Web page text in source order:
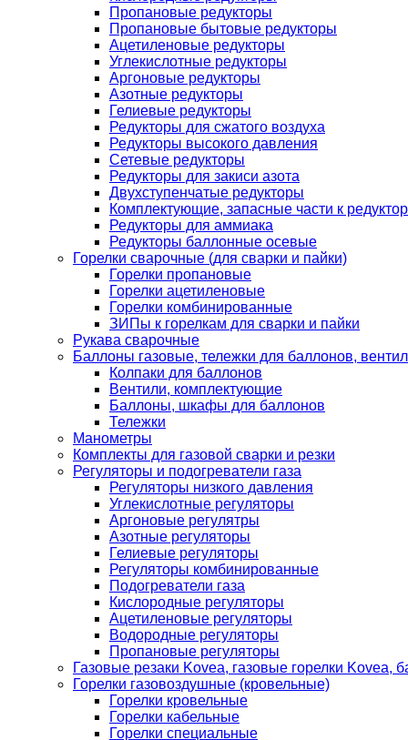
Пропановые редукторы
Пропановые бытовые редукторы
Ацетиленовые редукторы
Углекислотные редукторы
Аргоновые редукторы
Азотные редукторы
Гелиевые редукторы
Редукторы для сжатого воздуха
Редукторы высокого давления
Сетевые редукторы
Редукторы для закиси азота
Двухступенчатые редукторы
Комплектующие, запасные части к
Редукторы для аммиака
Редукторы баллонные осевые
Горелки сварочные (для сварки и пайки)
Горелки пропановые
Горелки ацетиленовые
Горелки комбинированные
ЗИПы к горелкам для сварки и пайки
Рукава сварочные
Баллоны газовые, тележки для баллонов,
Колпаки для баллонов
Вентили, комплектующие
Баллоны, шкафы для баллонов
Тележки
Манометры
Комплекты для газовой сварки и резки
Регуляторы и подогреватели газа
Регуляторы низкого давления
Углекислотные регуляторы
Аргоновые регулятры
Азотные регуляторы
Гелиевые регуляторы
Регуляторы комбинированные
Подогреватели газа
Кислородные регуляторы
Ацетиленовые регуляторы
Водородные регуляторы
Пропановые регуляторы
Газовые резаки Kovea, газовые горелки Kovea,
Горелки газовоздушные (кровельные)
Горелки кровельные
Горелки кабельные
Горелки специальные